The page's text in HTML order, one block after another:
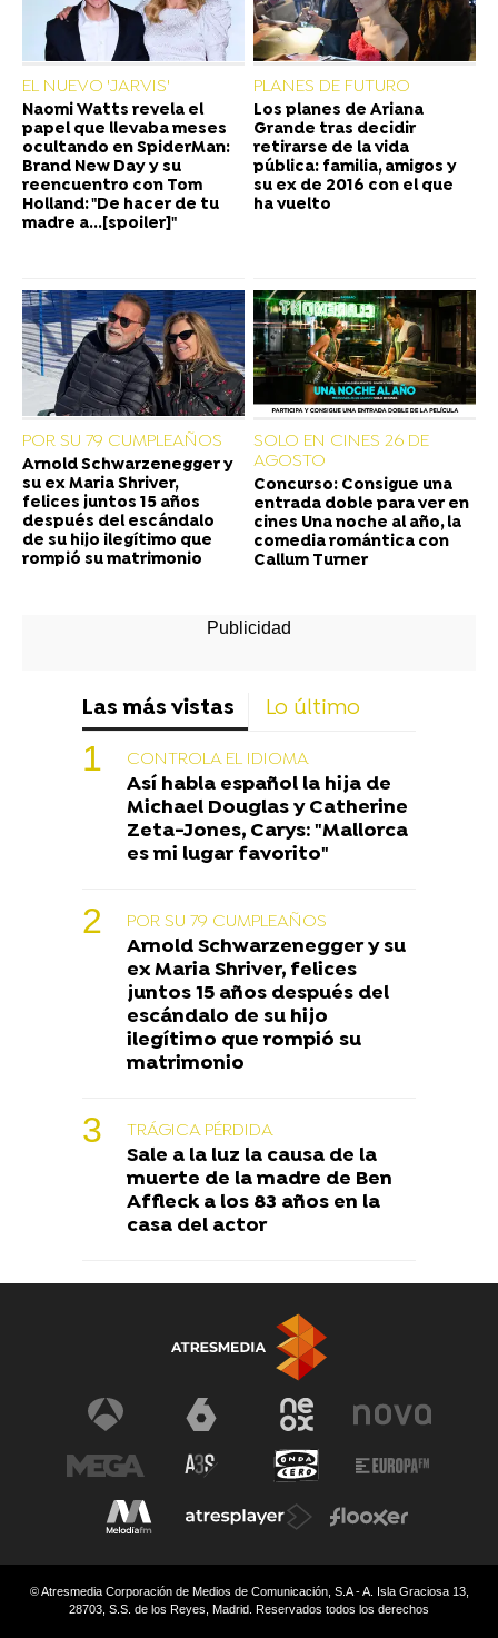
EL NUEVO 'JARVIS'
Naomi Watts revela el
papel que llevaba meses
ocultando en SpiderMan:
Brand New Day y su
reencuentro con Tom
Holland: "De hacer de tu
madre a...[spoiler]"
PLANES DE FUTURO
Los planes de Ariana
Grande tras decidir
retirarse de la vida
pública: familia, amigos y
su ex de 2016 con el que
ha vuelto
POR SU 79 CUMPLEAÑOS
Arnold Schwarzenegger y
su ex Maria Shriver,
felices juntos 15 años
después del escándalo
de su hijo ilegítimo que
rompió su matrimonio
SOLO EN CINES 26 DE
AGOSTO
Concurso: Consigue una
entrada doble para ver en
cines Una noche al año, la
comedia romántica con
Callum Turner
Las más vistas Lo último
CONTROLA EL IDIOMA
Así habla español la hija de
Michael Douglas y Catherine
Zeta-Jones, Carys: "Mallorca
es mi lugar favorito"
POR SU 79 CUMPLEAÑOS
Arnold Schwarzenegger y su
ex Maria Shriver, felices
juntos 15 años después del
escándalo de su hijo
ilegítimo que rompió su
matrimonio
TRÁGICA PÉRDIDA
Sale a la luz la causa de la
muerte de la madre de Ben
Affleck a los 83 años en la
casa del actor
© Atresmedia Corporación de Medios de Comunicación, S.A - A. Isla Graciosa 13,
28703, S.S. de los Reyes, Madrid. Reservados todos los derechos